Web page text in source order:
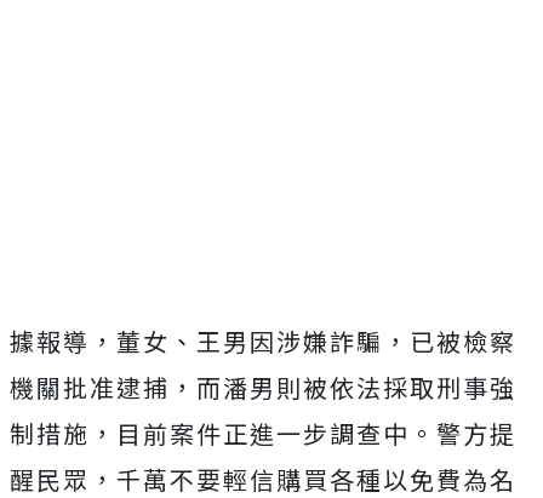
據報導，董女、王男因涉嫌詐騙，已被檢察
機關批准逮捕，而潘男則被依法採取刑事強
制措施，目前案件正進一步調查中。警方提
醒民眾，千萬不要輕信購買各種以免費為名